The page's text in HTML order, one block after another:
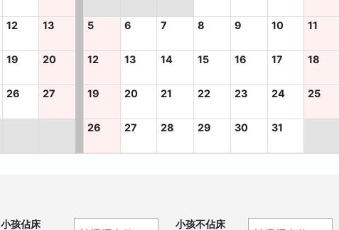
12 13
19 20
26 27
5 6 7 8 9 10 11
12 13 14 15 16 17 18
19 20 21 22 23 24 25
26 27 28 29 30 31
小孩佔床 小孩不佔床